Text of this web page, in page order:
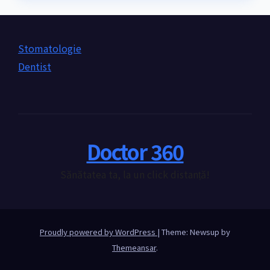
Stomatologie
Dentist
Doctor 360
Proudly powered by WordPress | Theme: Newsup by
Themeansar.